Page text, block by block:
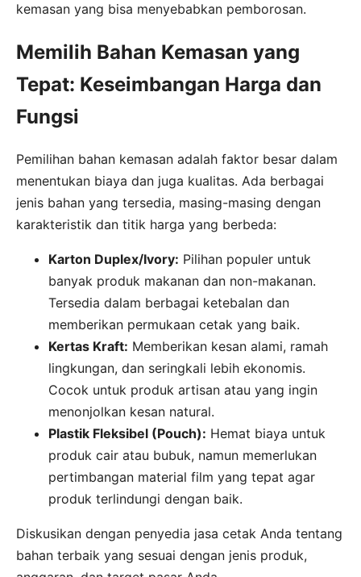
kemasan yang bisa menyebabkan pemborosan.
Memilih Bahan Kemasan yang
Tepat: Keseimbangan Harga dan
Fungsi
Pemilihan bahan kemasan adalah faktor besar dalam
menentukan biaya dan juga kualitas. Ada berbagai
jenis bahan yang tersedia, masing-masing dengan
karakteristik dan titik harga yang berbeda:
Karton Duplex/Ivory: Pilihan populer untuk
banyak produk makanan dan non-makanan.
Tersedia dalam berbagai ketebalan dan
memberikan permukaan cetak yang baik.
Kertas Kraft: Memberikan kesan alami, ramah
lingkungan, dan seringkali lebih ekonomis.
Cocok untuk produk artisan atau yang ingin
menonjolkan kesan natural.
Plastik Fleksibel (Pouch): Hemat biaya untuk
produk cair atau bubuk, namun memerlukan
pertimbangan material film yang tepat agar
produk terlindungi dengan baik.
Diskusikan dengan penyedia jasa cetak Anda tentang
bahan terbaik yang sesuai dengan jenis produk,